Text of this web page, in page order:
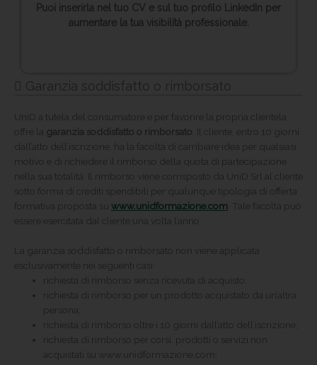
Puoi inserirla nel tuo CV e sul tuo profilo LinkedIn per
aumentare la tua visibilità professionale.
Garanzia soddisfatto o rimborsato
UniD a tutela del consumatore e per favorire la propria clientela
offre la garanzia soddisfatto o rimborsato . Il cliente, entro 10 giorni
dall’atto dell’iscrizione, ha la facoltà di cambiare idea per qualsiasi
motivo e di richiedere il rimborso della quota di partecipazione
nella sua totalità. Il rimborso viene corrisposto da UniD Srl al cliente
sotto forma di crediti spendibili per qualunque tipologia di offerta
formativa proposta su www.unidformazione.com . Tale facoltà può
essere esercitata dal cliente una volta l’anno.
La garanzia soddisfatto o rimborsato non viene applicata
esclusivamente nei seguenti casi:
richiesta di rimborso senza ricevuta di acquisto;
richiesta di rimborso per un prodotto acquistato da un’altra
persona;
richiesta di rimborso oltre i 10 giorni dall’atto dell’iscrizione;
richiesta di rimborso per corsi, prodotti o servizi non
acquistati su www.unidformazione.com;